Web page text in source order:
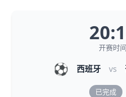
开赛时间
⚽ 西班牙 vs
已完成